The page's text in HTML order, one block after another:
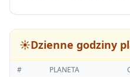
☀️Dzienne godziny
# PLANETA